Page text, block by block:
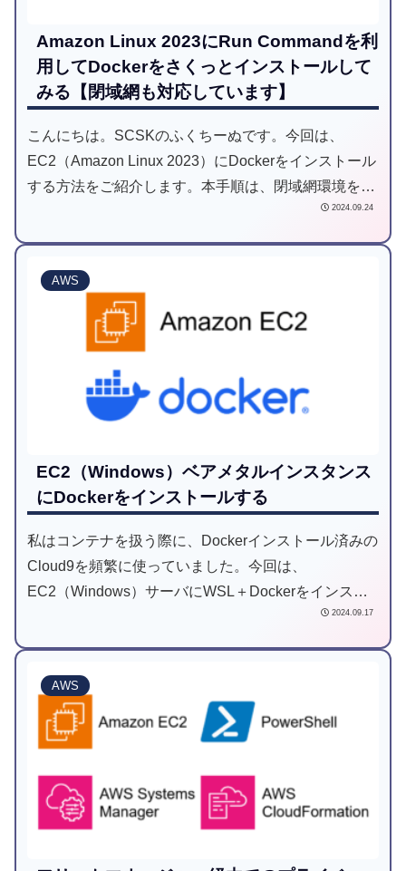
Amazon Linux 2023にRun Commandを利
用してDockerをさくっとインストールして
みる【閉域網も対応しています】
こんにちは。SCSKのふくちーぬです。今回は、
EC2（Amazon Linux 2023）にDockerをインストール
する方法をご紹介します。本手順は、閉域網環境を対
象としてますが、もちろんインターネットゲートウェ
2024.09.24
AWS
EC2（Windows）ベアメタルインスタンス
にDockerをインストールする
私はコンテナを扱う際に、Dockerインストール済みの
Cloud9を頻繁に使っていました。今回は、
EC2（Windows）サーバにWSL＋Dockerをインスト
2024.09.17
AWS